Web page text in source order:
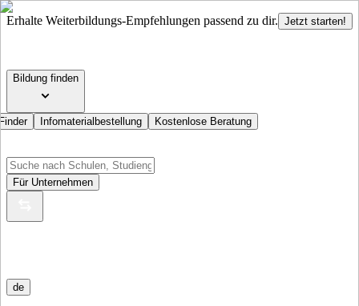
Erhalte Weiterbildungs-Empfehlungen passend zu dir. Jetzt starten!
Bildung finden
Infomaterialbestellung Kostenlose Beratung
Für Unternehmen
de